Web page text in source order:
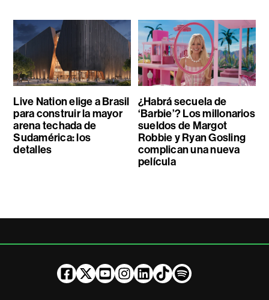
Live Nation elige a Brasil
para construir la mayor
arena techada de
Sudamérica: los
detalles
¿Habrá secuela de
‘Barbie’? Los millonarios
sueldos de Margot
Robbie y Ryan Gosling
complican una nueva
película